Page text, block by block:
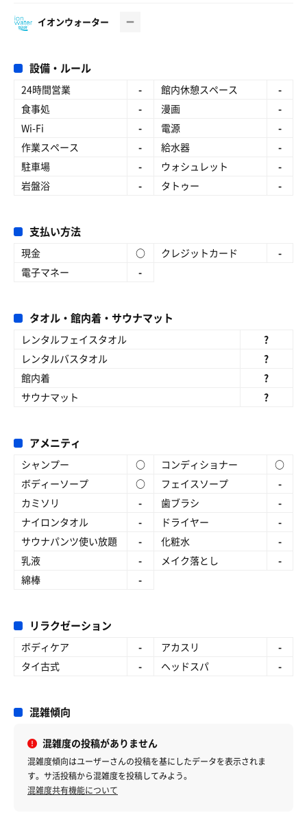
イオンウォーター
設備・ルール
24時間営業 - 館内休憩スペース
-
食事処
- 漫画
-
Wi-Fi
- 電源
-
作業スペース
- 給水器
-
駐車場
- ウォシュレット
-
岩盤浴
- タトゥー -
支払い方法
現金 ○ クレジットカード
-
電子マネー
-
タオル・館内着・サウナマット
レンタルフェイスタオル
?
レンタルバスタオル
?
館内着
?
サウナマット
?
アメニティ
シャンプー ○ コンディショナー
○
ボディーソープ
○ フェイスソープ
-
カミソリ
- 歯ブラシ
-
ナイロンタオル
- ドライヤー
-
サウナパンツ使い放題
- 化粧水
-
乳液
- メイク落とし
-
綿棒
-
リラクゼーション
ボディケア - アカスリ
-
タイ古式
- ヘッドスパ -
混雑傾向
混雑度の投稿がありません
混雑度傾向はユーザーさんの投稿を基にしたデータを表示されま
す。サ活投稿から混雑度を投稿してみよう。
混雑度共有機能について